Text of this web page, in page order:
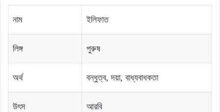
নাম ইলিফাত
লিঙ্গ পুরুষ
অর্থ বন্ধুত্ব, দয়া, বাধ্যবাধকতা
উৎস আরবি